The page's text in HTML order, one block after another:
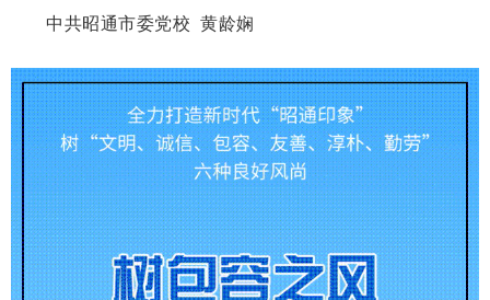
中共昭通市委党校 黄龄娴